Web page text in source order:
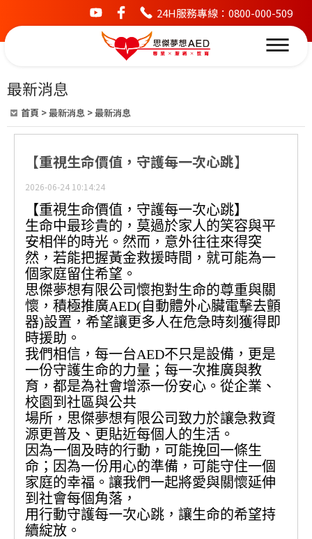
youtubefacebook24H服務專線：0800-000-509
最新消息
首頁 >最新消息 >最新消息
【重視生命價值，守護每一次心跳】
2026-06-24 10:14:24
【重視生命價值，守護每一次心跳】
生命中最珍貴的，莫過於家人的笑容與平
安相伴的時光。然而，意外往往來得突
然，若能把握黃金救援時間，就可能為一
個家庭留住希望。
思傑夢想有限公司懷抱對生命的尊重與關
懷，積極推廣AED(自動體外心臟電擊去顫
器)設置，希望讓更多人在危急時刻獲得即
時援助。
我們相信，每一台AED不只是設備，更是
一份守護生命的力量；每一次推廣與教
育，都是為社會增添一份安心。從企業、
校園到社區與公共
場所，思傑夢想有限公司致力於讓急救資
源更普及、更貼近每個人的生活。
因為一個及時的行動，可能挽回一條生
命；因為一份用心的準備，可能守住一個
家庭的幸福。讓我們一起將愛與關懷延伸
到社會每個角落，
用行動守護每一次心跳，讓生命的希望持
續綻放。